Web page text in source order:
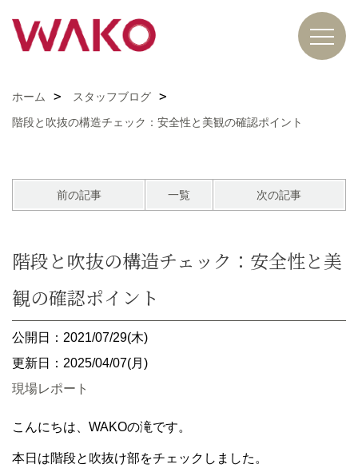
ホーム
スタッフブログ
階段と吹抜の構造チェック：安全性と美観の確認ポイント
前の記事 一覧 次の記事
階段と吹抜の構造チェック：安全性と美
観の確認ポイント
公開日：2021/07/29(木)
更新日：2025/04/07(月)
現場レポート
こんにちは、WAKOの滝です。
本日は階段と吹抜け部をチェックしました。